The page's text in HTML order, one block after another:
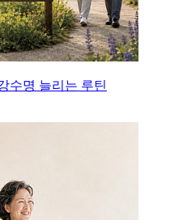
수명 늘리는 루틴